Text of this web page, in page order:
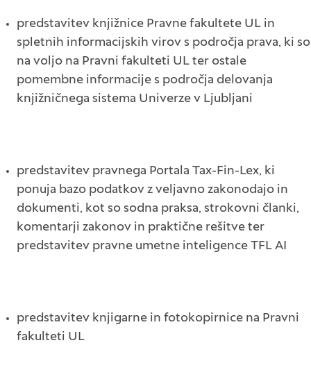
predstavitev knjižnice Pravne fakultete UL in
spletnih informacijskih virov s področja prava, ki so
na voljo na Pravni fakulteti UL ter ostale
pomembne informacije s področja delovanja
knjižničnega sistema Univerze v Ljubljani
predstavitev pravnega Portala Tax-Fin-Lex, ki
ponuja bazo podatkov z veljavno zakonodajo in
dokumenti, kot so sodna praksa, strokovni članki,
komentarji zakonov in praktične rešitve ter
predstavitev pravne umetne inteligence TFL AI
predstavitev knjigarne in fotokopirnice na Pravni
fakulteti UL